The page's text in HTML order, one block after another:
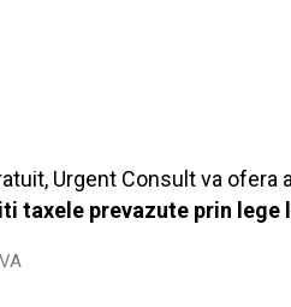
Urgent Consult va
prevazute prin lege